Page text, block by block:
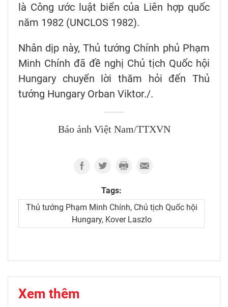
là Công ước luật biển của Liên hợp quốc
năm 1982 (UNCLOS 1982).
Nhân dịp này, Thủ tướng Chính phủ Phạm
Minh Chính đã đề nghị Chủ tịch Quốc hội
Hungary chuyển lời thăm hỏi đến Thủ
tướng Hungary Orban Viktor./.
Báo ảnh Việt Nam/TTXVN
Tags:
Thủ tướng Phạm Minh Chính, Chủ tịch Quốc hội
Hungary, Kover Laszlo
Xem thêm